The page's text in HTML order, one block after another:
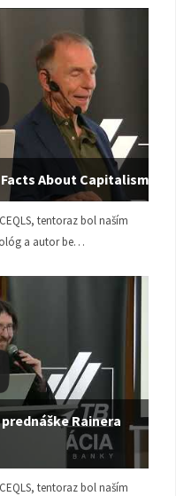
About Capitalism
tentoraz bol naším
a autor be…
Rainera
tentoraz bol naším